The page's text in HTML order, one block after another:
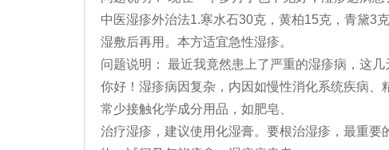
中医湿疹外治法1.寒水石30克，黄柏15克，青黛3
湿敷后再用。本方适宜急性湿疹。
问题说明： 最近我竟然患上了严重的湿疹病，这
你好！湿疹病因复杂，内因如慢性消化系统疾病、
常少接触化学成分用品，如肥皂、
治疗湿疹，建议使用化湿膏。要根治湿疹，最重要